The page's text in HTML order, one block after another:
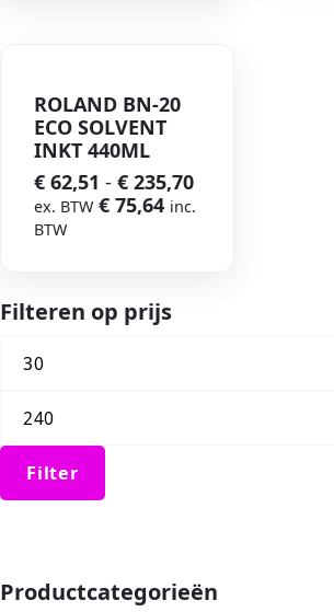
ROLAND BN-20
ECO SOLVENT
INKT 440ML
€ 62,51 - € 235,70
ex. BTW € 75,64 inc.
BTW
Filteren op prijs
Filter
Productcategorieën